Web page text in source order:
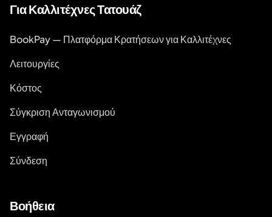
Για Καλλιτέχνες Τατουάζ
BookPay — Πλατφόρμα Κρατήσεων για Καλλιτέχνες
Λειτουργίες
Κόστος
Σύγκριση Ανταγωνισμού
Εγγραφή
Σύνδεση
Βοήθεια